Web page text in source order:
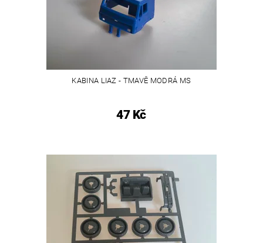
KABINA LIAZ - TMAVĚ MODRÁ MS
47 Kč